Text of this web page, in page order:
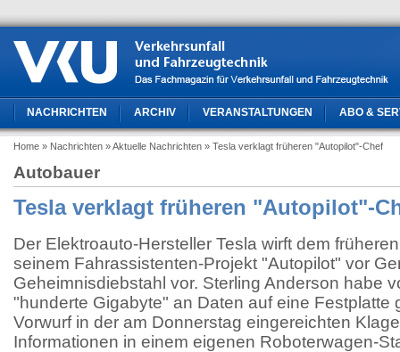
NACHRICHTEN ARCHIV VERANSTALTUNGEN ABO &
Home » Nachrichten » Aktuelle Nachrichten » Tesla verklagt früheren "Autopilot"-Chef
Autobauer
Tesla verklagt früheren "Autopilot"-
Der Elektroauto-Hersteller Tesla wirft dem
seinem Fahrassistenten-Projekt "Autopilot" vor
Geheimnisdiebstahl vor. Sterling Anderson habe
"hunderte Gigabyte" an Daten auf eine Festplatte
Vorwurf in der am Donnerstag eingereichten
Informationen in einem eigenen Roboterwagen-